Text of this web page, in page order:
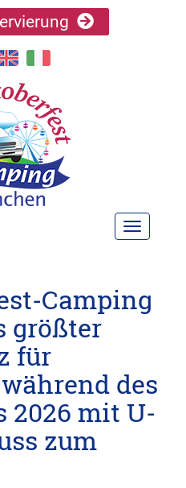
TOGGLE
Camping
größter
für
des
2026 mit U-
zum